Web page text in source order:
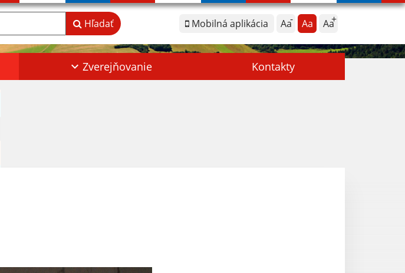
Mobilná aplikácia Aa Aa Aa
Hľadať
Zverejňovanie Kontakty